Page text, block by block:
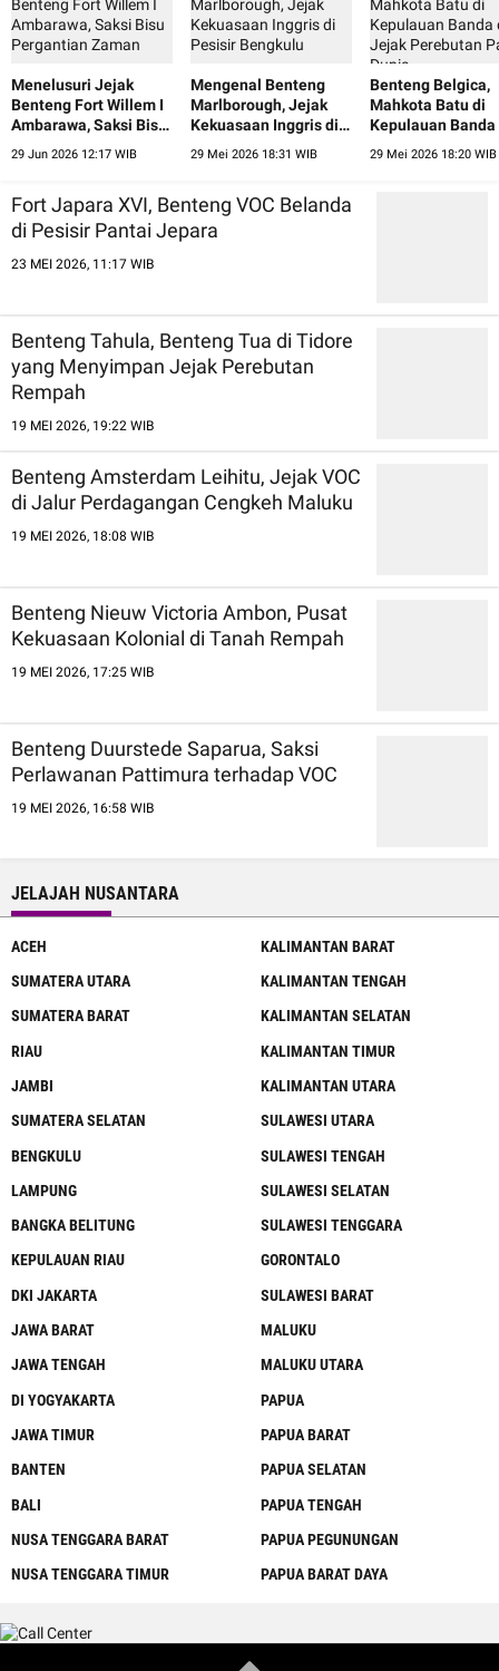
Menelusuri Jejak
Benteng Fort Willem I
Ambarawa, Saksi Bisu
29 Jun 2026 12:17 WIB
Mengenal Benteng
Marlborough, Jejak
Kekuasaan Inggris di
29 Mei 2026 18:31 WIB
Benteng Belgica,
Mahkota Batu di
Kepulauan Banda
29 Mei 2026 18:20 WIB
Fort Japara XVI, Benteng VOC Belanda
di Pesisir Pantai Jepara
23 MEI 2026, 11:17 WIB
Benteng Tahula, Benteng Tua di Tidore
yang Menyimpan Jejak Perebutan
Rempah
19 MEI 2026, 19:22 WIB
Benteng Amsterdam Leihitu, Jejak VOC
di Jalur Perdagangan Cengkeh Maluku
19 MEI 2026, 18:08 WIB
Benteng Nieuw Victoria Ambon, Pusat
Kekuasaan Kolonial di Tanah Rempah
19 MEI 2026, 17:25 WIB
Benteng Duurstede Saparua, Saksi
Perlawanan Pattimura terhadap VOC
19 MEI 2026, 16:58 WIB
JELAJAH NUSANTARA
ACEH
SUMATERA UTARA
SUMATERA BARAT
RIAU
JAMBI
SUMATERA SELATAN
BENGKULU
LAMPUNG
BANGKA BELITUNG
KEPULAUAN RIAU
DKI JAKARTA
JAWA BARAT
JAWA TENGAH
DI YOGYAKARTA
JAWA TIMUR
BANTEN
BALI
NUSA TENGGARA BARAT
NUSA TENGGARA TIMUR
KALIMANTAN BARAT
KALIMANTAN TENGAH
KALIMANTAN SELATAN
KALIMANTAN TIMUR
KALIMANTAN UTARA
SULAWESI UTARA
SULAWESI TENGAH
SULAWESI SELATAN
SULAWESI TENGGARA
GORONTALO
SULAWESI BARAT
MALUKU
MALUKU UTARA
PAPUA
PAPUA BARAT
PAPUA SELATAN
PAPUA TENGAH
PAPUA PEGUNUNGAN
PAPUA BARAT DAYA